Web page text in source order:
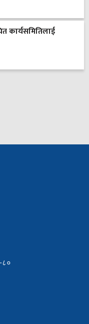
कार्यसमितिलाई
८०